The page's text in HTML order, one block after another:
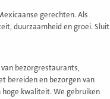
gerechten. Als
duurzaamheid en groei. Sluit
bezorgrestaurants,
bereiden en bezorgen van
kwaliteit. We gebruiken